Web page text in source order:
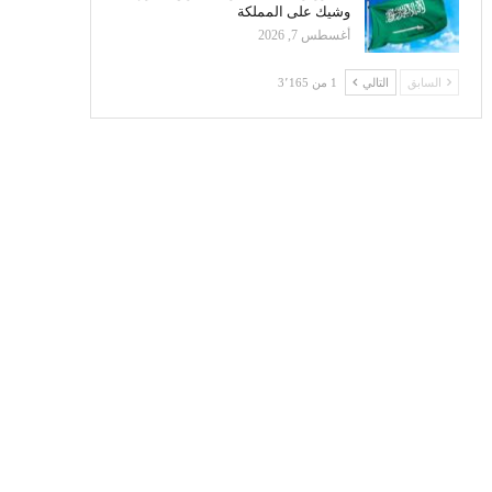
وشيك على المملكة
أغسطس 7, 2026
السابق التالي 1 من 3٬165